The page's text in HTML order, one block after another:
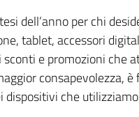
dell’anno per chi
tablet, accessori
e promozioni che
consapevolezza,
che